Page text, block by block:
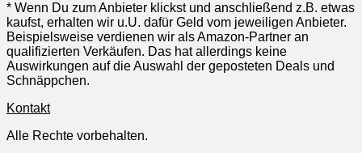
* Wenn Du zum Anbieter klickst und anschließend z.B. etwas
kaufst, erhalten wir u.U. dafür Geld vom jeweiligen Anbieter.
Beispielsweise verdienen wir als Amazon-Partner an
qualifizierten Verkäufen. Das hat allerdings keine
Auswirkungen auf die Auswahl der geposteten Deals und
Schnäppchen.
Kontakt
Alle Rechte vorbehalten.